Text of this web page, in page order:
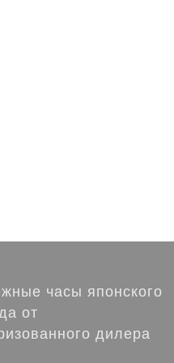
часы японского
от
дилера